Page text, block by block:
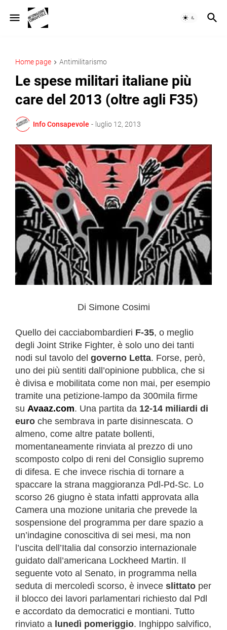
Home page Antimilitarismo
Le spese militari italiane più
care del 2013 (oltre agli F35)
Info Consapevole - luglio 12, 2013
Di Simone Cosimi
Quello dei cacciabombardieri F-35, o meglio
degli Joint Strike Fighter, è solo uno dei tanti
nodi sul tavolo del governo Letta. Forse, però,
uno dei più sentiti dall’opinione pubblica, che si
è divisa e mobilitata come non mai, per esempio
tramite una petizione-lampo da 300mila firme
su Avaaz.com. Una partita da 12-14 miliardi di
euro che sembrava in parte disinnescata. O
almeno, come altre patate bollenti,
momentaneamente rinviata al prezzo di uno
scomposto colpo di reni del Consiglio supremo
di difesa. E che invece rischia di tornare a
spaccare la strana maggioranza Pdl-Pd-Sc. Lo
scorso 26 giugno è stata infatti approvata alla
Camera una mozione unitaria che prevede la
sospensione del programma per dare spazio a
un’indagine conoscitiva di sei mesi, ma non
l’uscita dell’Italia dal consorzio internazionale
guidato dall’americana Lockheed Martin. Il
seguente voto al Senato, in programma nella
seduta di mercoledì scorso, è invece slittato per
il blocco dei lavori parlamentari richiesto dal Pdl
e accordato da democratici e montiani. Tutto
rinviato a lunedì pomeriggio. Inghippo salvifico,